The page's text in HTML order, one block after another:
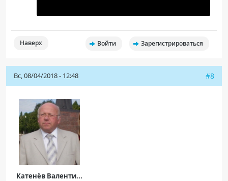
Наверх Войти Зарегистрироваться
Вс, 08/04/2018 - 12:48 #8
Катенёв Валенти...